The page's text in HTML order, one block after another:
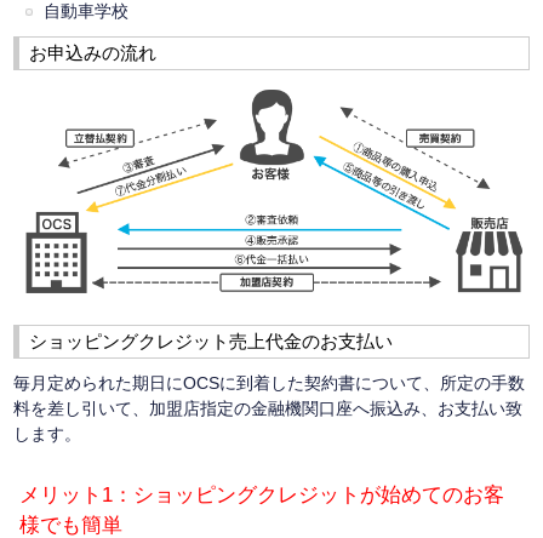
自動車学校
お申込みの流れ
ショッピングクレジット売上代金のお支払い
毎月定められた期日にOCSに到着した契約書について、所定の手数
料を差し引いて、加盟店指定の金融機関口座へ振込み、お支払い致
します。
メリット1：ショッピングクレジットが始めてのお客
様でも簡単